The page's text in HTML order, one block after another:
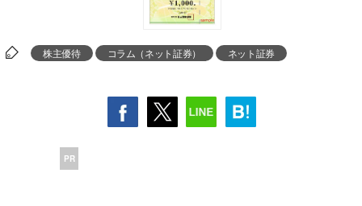
株主優待 コラム（ネット証券） ネット証券
PR